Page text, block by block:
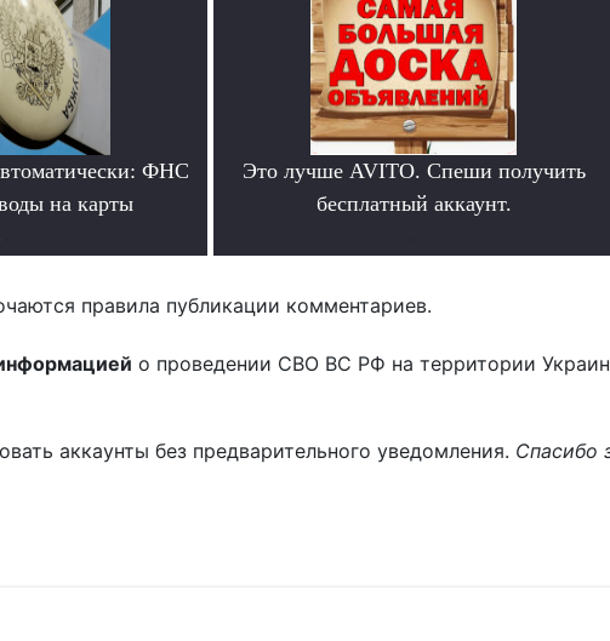
ФНС
на карты
Это лучше AVITO. Спеши получить
бесплатный аккаунт.
правила публикации комментариев.
о проведении СВО ВС РФ на территории
аккаунты без предварительного уведомления. Спасибо